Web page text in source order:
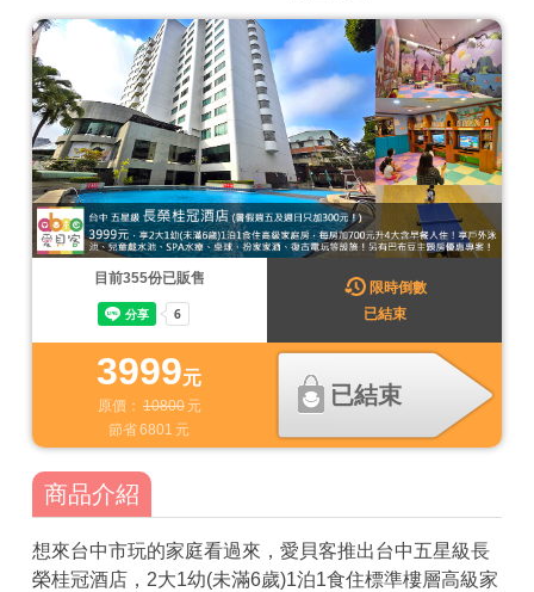
聯絡我們
APP下載
3999元
原價： 10800 元
節省6801 元
已結束
目前355份已販售
限時倒數
已結束
商品介紹
想來台中市玩的家庭看過來，愛貝客推出台中五星級長
榮桂冠酒店，2大1幼(未滿6歲)1泊1食住標準樓層高級家